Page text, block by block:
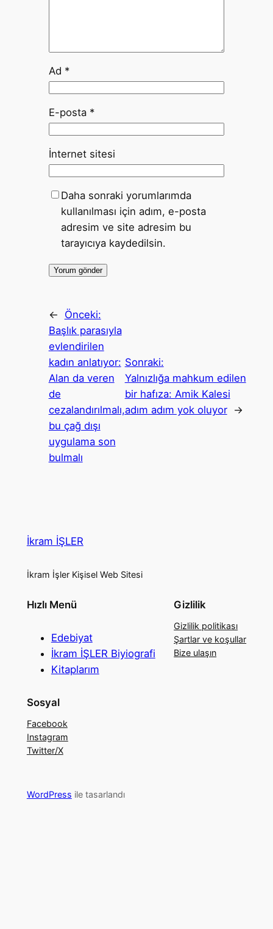
Ad *
E-posta *
İnternet sitesi
Daha sonraki yorumlarımda
kullanılması için adım, e-posta
adresim ve site adresim bu
tarayıcıya kaydedilsin.
←
Önceki:
Başlık parasıyla
evlendirilen
kadın anlatıyor:
Alan da veren
de
cezalandırılmalı,
bu çağ dışı
uygulama son
bulmalı
Sonraki:
Yalnızlığa mahkum edilen
bir hafıza: Amik Kalesi
adım adım yok oluyor
→
İkram İŞLER
İkram İşler Kişisel Web Sitesi
Hızlı Menü
Edebiyat
İkram İŞLER Biyiografi
Kitaplarım
Gizlilik
Gizlilik politikası
Şartlar ve koşullar
Bize ulaşın
Sosyal
Facebook
Instagram
Twitter/X
WordPress ile tasarlandı